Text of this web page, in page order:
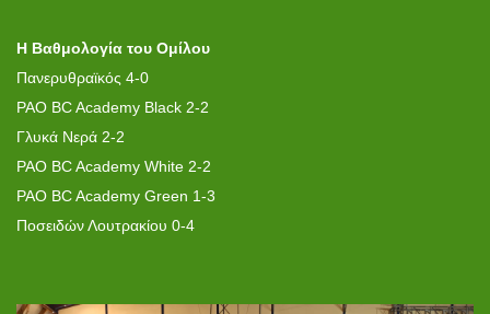
H Bαθμολογία του Ομίλου
Πανερυθραϊκός 4-0
PAO BC Academy Black 2-2
Γλυκά Νερά 2-2
PAO BC Academy White 2-2
PAO BC Academy Green 1-3
Ποσειδών Λουτρακίου 0-4